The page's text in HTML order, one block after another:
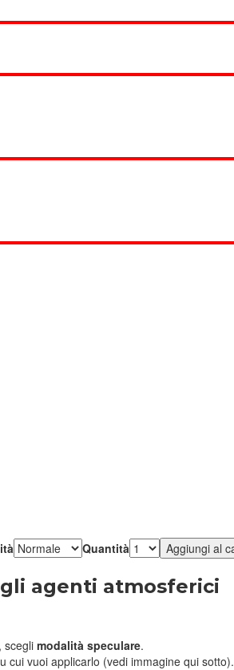
Quantità
agenti atmosferici
sceglimodalità speculare.
cui vuoi applicarlo (vedi immagine qui sotto).